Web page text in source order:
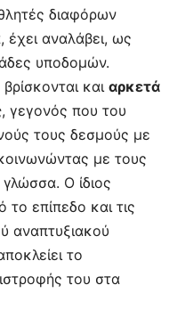
διαφόρων
έχει αναλάβει, ως
υποδομών.
και αρκετά
, γεγονός που του
τους δεσμούς με
με τους
Ο ίδιος
επίπεδο και τις
αναπτυξιακού
το
του στα